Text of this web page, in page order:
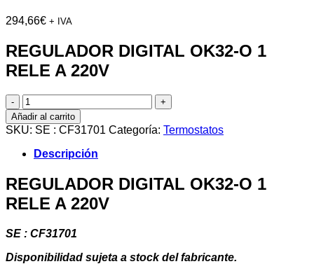
294,66€ + IVA
REGULADOR DIGITAL OK32-O 1
RELE A 220V
REGULADOR
DIGITAL
OK32-
O
1
RELE
A
220V
cantidad
Añadir al carrito
SKU: SE : CF31701 Categoría: Termostatos
Descripción
REGULADOR DIGITAL OK32-O 1
RELE A 220V
SE : CF31701
Disponibilidad sujeta a stock del fabricante.